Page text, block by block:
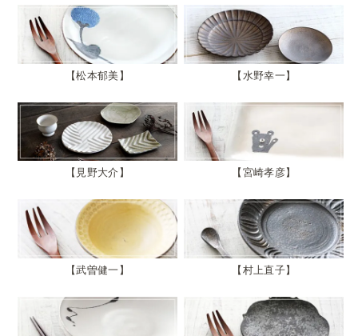
松本郁美 水野幸一
見野大介 宮崎孝彦
武曽健一 村上直子